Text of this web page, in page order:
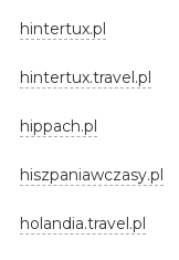
hintertux.pl
hintertux.travel.pl
hippach.pl
hiszpaniawczasy.pl
holandia.travel.pl